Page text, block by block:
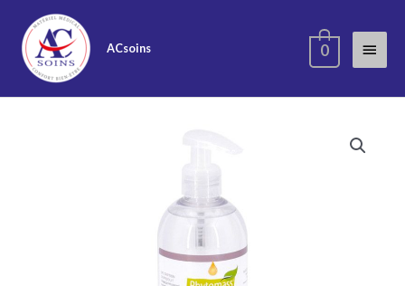
ACsoins 0